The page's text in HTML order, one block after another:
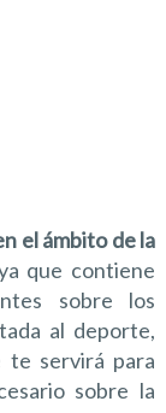
el ámbito de la
que contiene
sobre los
al deporte,
te servirá para
sobre la